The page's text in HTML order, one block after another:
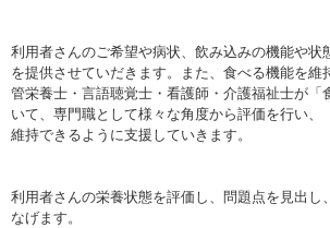
利用者さんのご希望や病状、飲み込みの機能や状
を提供させていだきます。また、食べる機能を維
管栄養士・言語聴覚士・看護師・介護福祉士が「
いて、専門職として様々な角度から評価を行い、
維持できるように支援していきます。
利用者さんの栄養状態を評価し、問題点を見出し
なげます。